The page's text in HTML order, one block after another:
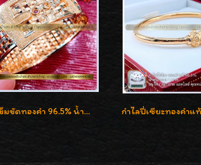
กำไลเข็มขัดทองคำ 96.5% น้ำหนัก 3 บาท หรูหรา สวยมากๆค่ะ